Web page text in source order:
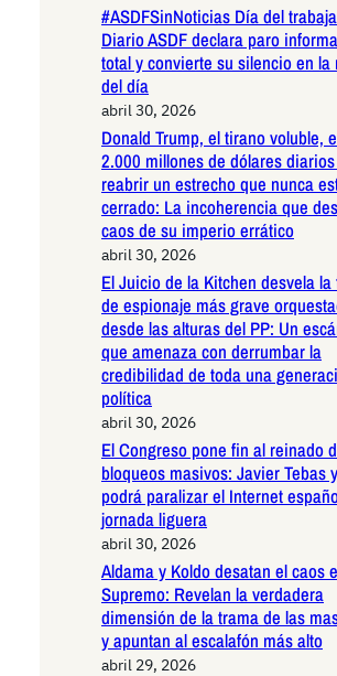
#ASDFSinNoticias Día del
Diario ASDF declara paro
total y convierte su silencio en la
del día
abril 30, 2026
Donald Trump, el tirano voluble,
2.000 millones de dólares
reabrir un estrecho que nunca
cerrado: La incoherencia que
caos de su imperio errático
abril 30, 2026
El Juicio de la Kitchen desvela la
de espionaje más grave
desde las alturas del PP: Un
que amenaza con derrumbar la
credibilidad de toda una
política
abril 30, 2026
El Congreso pone fin al reinado
bloqueos masivos: Javier Tebas
podrá paralizar el Internet
jornada liguera
abril 30, 2026
Aldama y Koldo desatan el caos
Supremo: Revelan la verdadera
dimensión de la trama de las
y apuntan al escalafón más alto
abril 29, 2026